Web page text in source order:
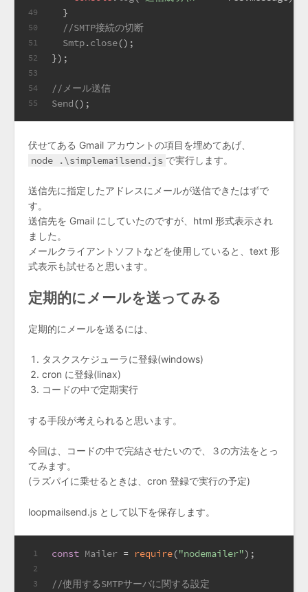
49
50
51
52
53
54
55
  }
//SMTP接続の切断
Smtp.close();
});
//メール送信
Send ();
伏せてある Gmail アカウントの項目を埋めてあげ、
node .\simplemailsend.js で実行します。
送信先に指定したアドレスにメールが送信できたはずで
す。
送信先を Gmail にしていたのですが、html 形式表示され
ました。
メールクライアントソフトなどを使用していると、text 形
式表示も試せると思います。
定期的にメールを送ってみる
定期的にメールを送るには、
タスクスケジューラに登録(windows)
cron に登録(linax)
コードの中で定期実行
する手段が考えられると思います。
今回は、コードの中で完結させたいので、３の方法をとっ
てみます。
(ラズパイに乗せるときは、cron 登録で実行の予定)
loopmailsend.js として以下を保存します。
1
2
3
const Mailer = require("nodemailer");
//使用するSMTPサーバに関する設定